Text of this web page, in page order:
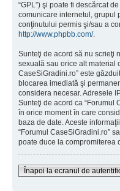
“GPL”) şi poate fi descărcat
comunicare internetul, grupul
conţinutului permis şi/sau a
http://www.phpbb.com/.
Sunteţi de acord să nu scrieţi
sexuală sau orice alt material
CaseSiGradini.ro” este
blocarea imediată şi
considera necesar. Adresele
Sunteţi de acord ca “Forumul
în orice moment în care
baza de date. Aceste
“Forumul CaseSiGradini.ro”
poate duce la compromiterea
Înapoi la ecranul de